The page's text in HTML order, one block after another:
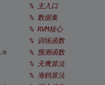
% 主入口
% 数据集
% RVM核心
% 训练函数
% 预测函数
% 天鹰算法
% 海鸥算法